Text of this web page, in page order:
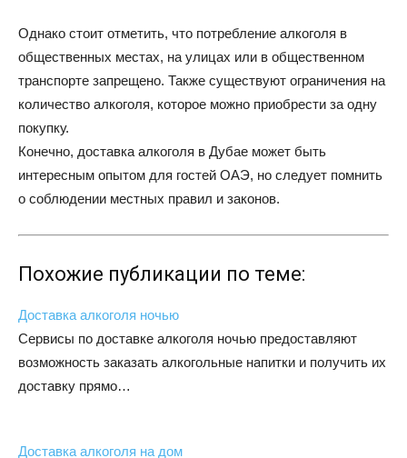
Однако стоит отметить, что потребление алкоголя в
общественных местах, на улицах или в общественном
транспорте запрещено. Также существуют ограничения на
количество алкоголя, которое можно приобрести за одну
покупку.
Конечно, доставка алкоголя в Дубае может быть
интересным опытом для гостей ОАЭ, но следует помнить
о соблюдении местных правил и законов.
Похожие публикации по теме:
Доставка алкоголя ночью
Сервисы по доставке алкоголя ночью предоставляют
возможность заказать алкогольные напитки и получить их
доставку прямо…
Доставка алкоголя на дом